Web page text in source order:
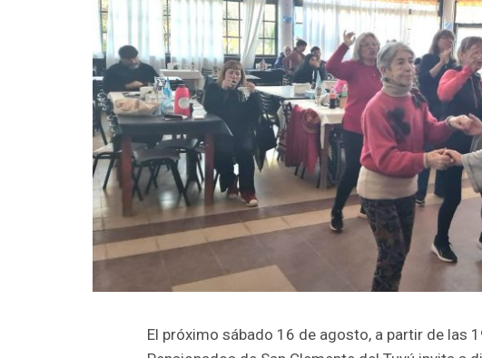
El próximo sábado 16 de agosto, a partir de las